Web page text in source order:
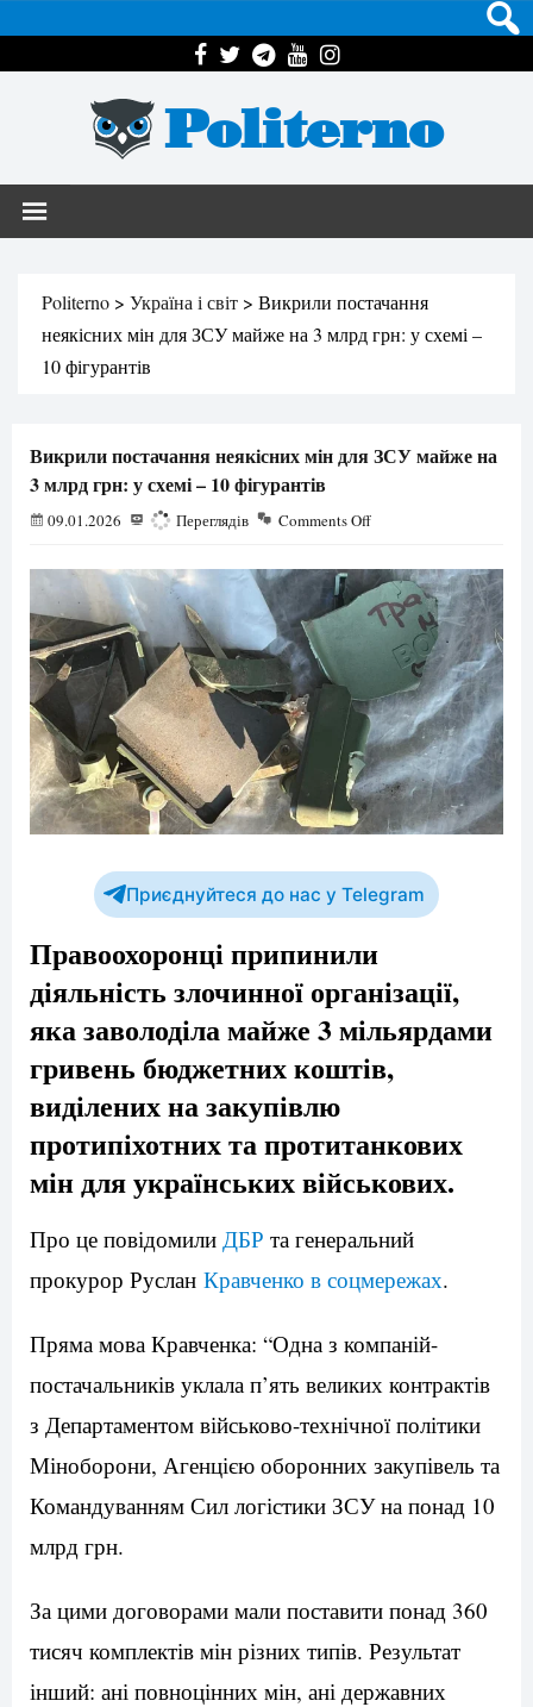
Politerno
Politerno > Україна і світ > Викрили постачання
неякісних мін для ЗСУ майже на 3 млрд грн: у схемі –
10 фігурантів
Викрили постачання неякісних мін для ЗСУ майже на
3 млрд грн: у схемі – 10 фігурантів
09.01.2026 522 Переглядів Comments Off
Приєднуйтеся до нас у Telegram
Правоохоронці припинили
діяльність злочинної організації,
яка заволоділа майже 3 мільярдами
гривень бюджетних коштів,
виділених на закупівлю
протипіхотних та протитанкових
мін для українських військових.
Про це повідомили ДБР та генеральний
прокурор Руслан Кравченко в соцмережах.
Пряма мова Кравченка: “Одна з компаній-
постачальників уклала п’ять великих контрактів
з Департаментом військово-технічної політики
Міноборони, Агенцією оборонних закупівель та
Командуванням Сил логістики ЗСУ на понад 10
млрд грн.
За цими договорами мали поставити понад 360
тисяч комплектів мін різних типів. Результат
інший: ані повноцінних мін, ані державних